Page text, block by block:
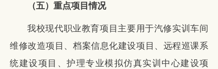
（五）重点项目情况
我校现代职业教育项目主要用于汽修实训车间
维修改造项目、档案信息化建设项目、远程巡课系
统建设项目、护理专业模拟仿真实训中心建设项